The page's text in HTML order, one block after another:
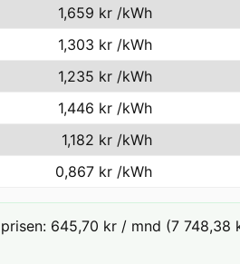
1,659 kr /kWh
1,303 kr /kWh
1,235 kr /kWh
1,446 kr /kWh
1,182 kr /kWh
0,867 kr /kWh
645,70 kr / mnd (7 748,38